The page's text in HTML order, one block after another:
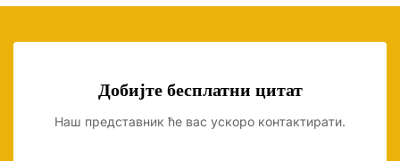
Добијте бесплатни цитат
Наш представник ће вас ускоро контактирати.